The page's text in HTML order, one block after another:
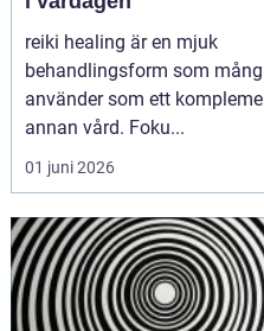
reiki healing är en mjuk
behandlingsform som
använder som ett
annan vård. Foku...
01 juni 2026